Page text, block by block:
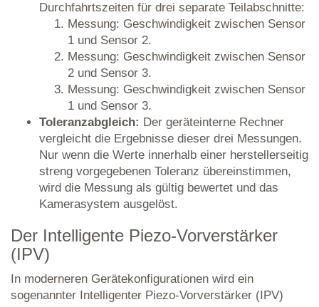
Durchfahrtszeiten für drei separate Teilabschnitte:
Messung: Geschwindigkeit zwischen Sensor
1 und Sensor 2.
Messung: Geschwindigkeit zwischen Sensor
2 und Sensor 3.
Messung: Geschwindigkeit zwischen Sensor
1 und Sensor 3.
Toleranzabgleich: Der geräteinterne Rechner
vergleicht die Ergebnisse dieser drei Messungen.
Nur wenn die Werte innerhalb einer herstellerseitig
streng vorgegebenen Toleranz übereinstimmen,
wird die Messung als gültig bewertet und das
Kamerasystem ausgelöst.
Der Intelligente Piezo-Vorverstärker
(IPV)
In moderneren Gerätekonfigurationen wird ein
sogenannter Intelligenter Piezo-Vorverstärker (IPV)